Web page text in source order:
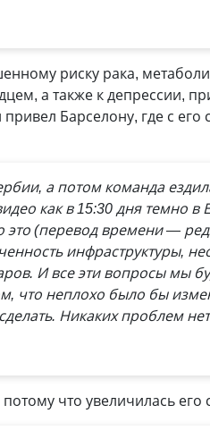
риску рака,
а также к депрессии,
Барселону, где с его
а потом команда
как в 15:30 дня темно
это (перевод времени —
инфраструктуры,
И все эти вопросы мы
что неплохо было бы
Никаких проблем
что увеличилась его